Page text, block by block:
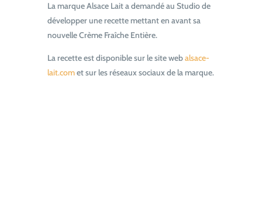
La marque Alsace Lait a demandé au Studio de
développer une recette mettant en avant sa
nouvelle Crème Fraîche Entière.
La recette est disponible sur le site webalsace-
lait.comet sur les réseaux sociaux de la marque.